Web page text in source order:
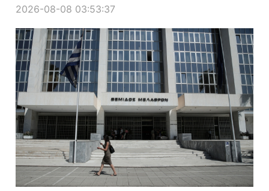
2026-08-08 03:53:37